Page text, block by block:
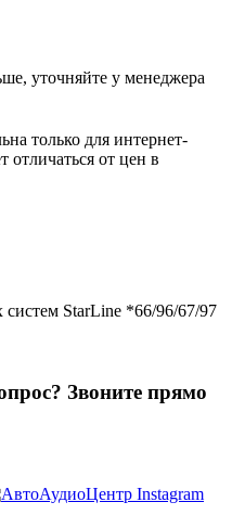
уточняйте у менеджера
только для интернет-
отличаться от цен в
StarLine *66/96/67/97
Звоните прямо